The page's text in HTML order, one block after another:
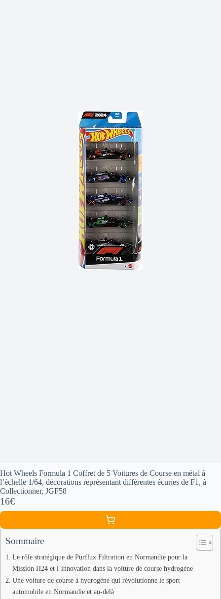
Hot Wheels Formula 1 Coffret de 5 Voitures de Course en métal à
l’échelle 1/64, décorations représentant différentes écuries de F1, à
Collectionner, JGF58
16€
Sommaire
Le rôle stratégique de Purflux Filtration en Normandie pour la
Mission H24 et l’innovation dans la voiture de course hydrogène
Une voiture de course à hydrogène qui révolutionne le sport
automobile en Normandie et au-delà